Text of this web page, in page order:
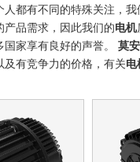
人都有不同的特殊关注，
产品需求，因此我们的电机
家享有良好的声誉。 莫
及有竞争力的价格，有关电